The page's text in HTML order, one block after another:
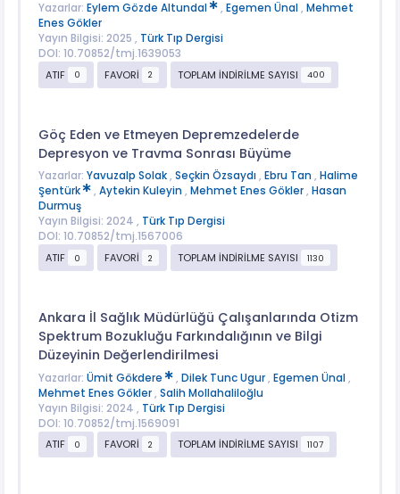
Yazarlar: Eylem Gözde Altundal , Egemen Ünal , Mehmet
Enes Gökler
Yayın Bilgisi: 2025 , Türk Tıp Dergisi
DOI: 10.70852/tmj.1639053
ATIF
0 FAVORİ 2 TOPLAM İNDİRİLME SAYISI 400
Göç Eden ve Etmeyen Depremzedelerde
Depresyon ve Travma Sonrası Büyüme
Yazarlar: Yavuzalp Solak, Seçkin Özsaydı , Ebru Tan , Halime
Şentürk
, Aytekin Kuleyin , Mehmet Enes Gökler, Hasan
Durmuş
Yayın Bilgisi: 2024 , Türk Tıp Dergisi
DOI: 10.70852/tmj.1567006
ATIF
0 FAVORİ 2 TOPLAM İNDİRİLME SAYISI 1130
Ankara İl Sağlık Müdürlüğü Çalışanlarında Otizm
Spektrum Bozukluğu Farkındalığının ve Bilgi
Düzeyinin Değerlendirilmesi
Yazarlar: Ümit Gökdere , Dilek Tunc Ugur, Egemen Ünal ,
Mehmet Enes Gökler, Salih Mollahaliloğlu
Yayın Bilgisi: 2024 , Türk Tıp Dergisi
DOI: 10.70852/tmj.1569091
ATIF
0 FAVORİ 2 TOPLAM İNDİRİLME SAYISI 1107